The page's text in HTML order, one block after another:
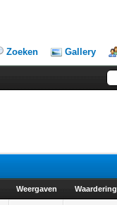
Zoeken Gallery
Weergaven Waardering